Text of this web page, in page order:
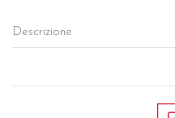
Descrizione